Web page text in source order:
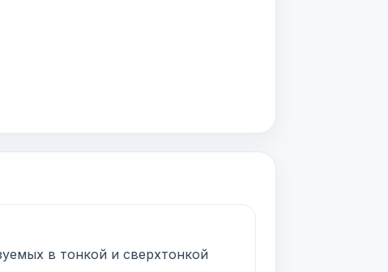
в тонкой и сверхтонкой